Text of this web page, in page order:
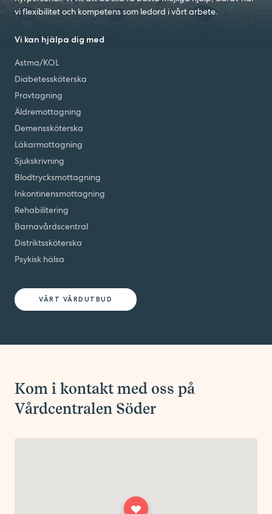
vi flexibilitet och kompetens som ledord i vårt arbete.
Vi kan hjälpa dig med
Astma/KOL
Diabetessköterska
Provtagning
Äldremottagning
Demenssköterska
Läkarmottagning
Sjukskrivning
Blodtrycksmottagning
Inkontinensmottagning
Rehabilitering
Barnavårdscentral
Distriktssköterska
Psykisk hälsa
VÅRT VÅRDUTBUD
Kom i kontakt med oss på
Vårdcentralen Söder